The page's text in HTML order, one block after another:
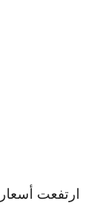
ارتفعت